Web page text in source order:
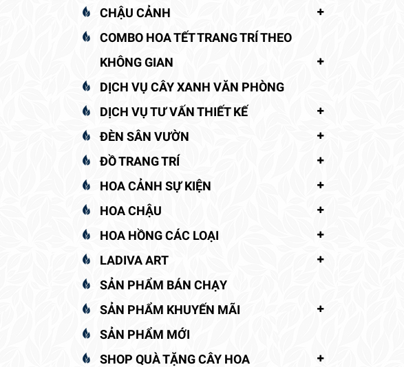
CHẬU CẢNH
COMBO HOA TẾT TRANG TRÍ THEO
KHÔNG GIAN
DỊCH VỤ CÂY XANH VĂN PHÒNG
DỊCH VỤ TƯ VẤN THIẾT KẾ
ĐÈN SÂN VƯỜN
ĐỒ TRANG TRÍ
HOA CẢNH SỰ KIỆN
HOA CHẬU
HOA HỒNG CÁC LOẠI
LADIVA ART
SẢN PHẨM BÁN CHẠY
SẢN PHẨM KHUYẾN MÃI
SẢN PHẨM MỚI
SHOP QUÀ TẶNG CÂY HOA